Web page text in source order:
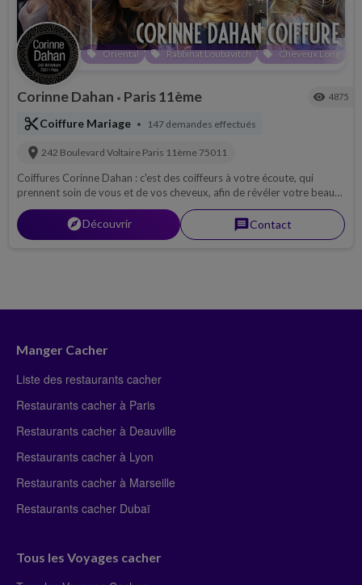
local_offer Oriental local_offer Rabbinat Loubavitch local_offer Cheveux Long
Corinne Dahan • Paris 11ème visibility 4875
content_cutCoiffure Mariage • 147 demandes effectués
location_on 242 Boulevard Voltaire Paris 11ème 75011
Coiffures Corinne Dahan : c'est des coiffeurs à votre écoute, qui
prennent soin de vous et de vos cheveux, afin de révéler votre beauté
tout en respectant votre personnalité.
explorerDécouvrir messageContact
Manger Cacher
Liste des restaurants cacher
Restaurants cacher à Paris
Restaurants cacher à Deauville
Restaurants cacher à Lyon
Restaurants cacher à Marseille
Restaurants cacher Dubaï
Tous les Voyages cacher